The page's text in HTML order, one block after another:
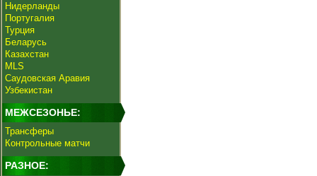
Нидерланды
Португалия
Турция
Беларусь
Казахстан
MLS
Саудовская Аравия
Узбекистан
МЕЖСЕЗОНЬЕ:
Трансферы
Контрольные матчи
РАЗНОЕ: